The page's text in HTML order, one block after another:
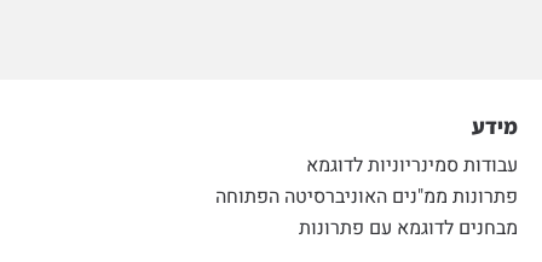
מידע
עבודות סמינריוניות לדוגמא
פתרונות ממ"נים האוניברסיטה הפתוחה
מבחנים לדוגמא עם פתרונות